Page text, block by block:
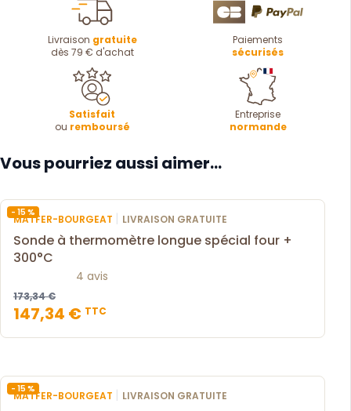
Livraison gratuite
dès 79 € d'achat
Paiements
sécurisés
Satisfait
ou remboursé
Entreprise
normande
Vous pourriez aussi aimer...
- 15 %
MATFER-BOURGEAT | LIVRAISON GRATUITE
Sonde à thermomètre longue spécial four +
300°C
4 avis
173,34 €
147,34 € TTC
- 15 %
MATFER-BOURGEAT | LIVRAISON GRATUITE